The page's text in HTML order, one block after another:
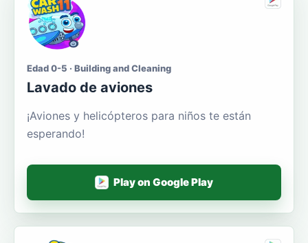
Edad 0-5 · Building and Cleaning
Lavado de aviones
¡Aviones y helicópteros para niños te están
esperando!
Play on Google Play